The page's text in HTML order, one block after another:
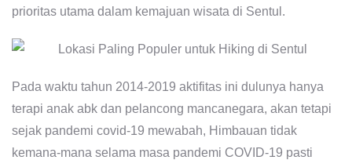
prioritas utama dalam kemajuan wisata di Sentul.
Pada waktu tahun 2014-2019 aktifitas ini dulunya hanya
terapi anak abk dan pelancong mancanegara, akan tetapi
sejak pandemi covid-19 mewabah, Himbauan tidak
kemana-mana selama masa pandemi COVID-19 pasti